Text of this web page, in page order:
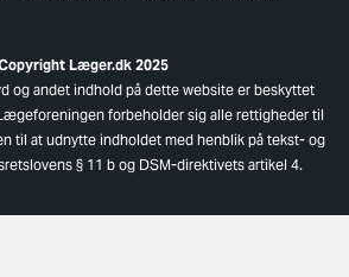
Læger.dk 2025
og andet indhold på dette website er beskyttet
forbeholder sig alle rettigheder til
til at udnytte indholdet med henblik på tekst- og
§ 11 b og DSM-direktivets artikel 4.